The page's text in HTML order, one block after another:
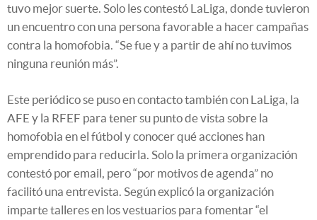
tuvo mejor suerte. Solo les contestó LaLiga, donde tuvieron
un encuentro con una persona favorable a hacer campañas
contra la homofobia. “Se fue y a partir de ahí no tuvimos
ninguna reunión más”.
Este periódico se puso en contacto también con LaLiga, la
AFE y la RFEF para tener su punto de vista sobre la
homofobia en el fútbol y conocer qué acciones han
emprendido para reducirla. Solo la primera organización
contestó por email, pero “por motivos de agenda” no
facilitó una entrevista. Según explicó la organización
imparte talleres en los vestuarios para fomentar “el